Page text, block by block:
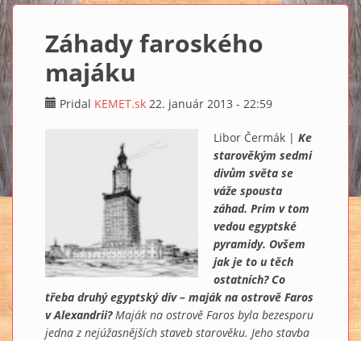
Záhady faroského
majáku
Pridal KEMET.sk 22. január 2013 - 22:59
Libor Čermák | Ke
starověkým sedmi
divům světa se
váže spousta
záhad. Prim v tom
vedou egyptské
pyramidy. Ovšem
jak je to u těch
ostatních? Co
třeba druhý egyptský div – maják na ostrově Faros
v Alexandrii?Maják na ostrově Faros byla bezesporu
jedna z nejúžasnějších staveb starověku. Jeho stavba